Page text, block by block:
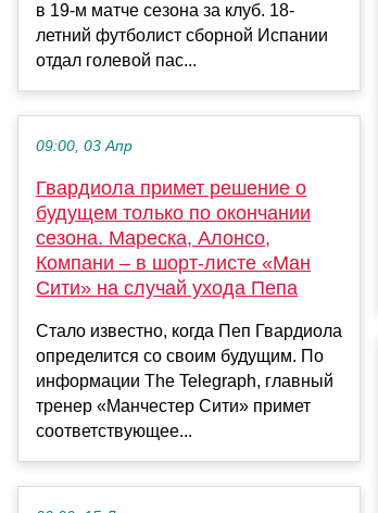
в 19-м матче сезона за клуб. 18-
летний футболист сборной Испании
отдал голевой пас...
09:00, 03 Апр
Гвардиола примет решение о
будущем только по окончании
сезона. Мареска, Алонсо,
Компани – в шорт-листе «Ман
Сити» на случай ухода Пепа
Стало известно, когда Пеп Гвардиола
определится со своим будущим. По
информации The Telegraph, главный
тренер «Манчестер Сити» примет
соответствующее...